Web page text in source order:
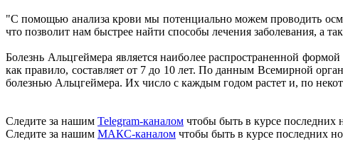
"С помощью анализа крови мы потенциально можем проводить
что позволит нам быстрее найти способы лечения заболевания, а
Болезнь Альцгеймера является наиболее распространенной
как правило, составляет от 7 до 10 лет. По данным Всемирной
болезнью Альцгеймера. Их число с каждым годом растет и, по
Следите за нашим Telegram-каналом чтобы быть в курсе последних
Следите за нашим МАКС-каналом чтобы быть в курсе последних